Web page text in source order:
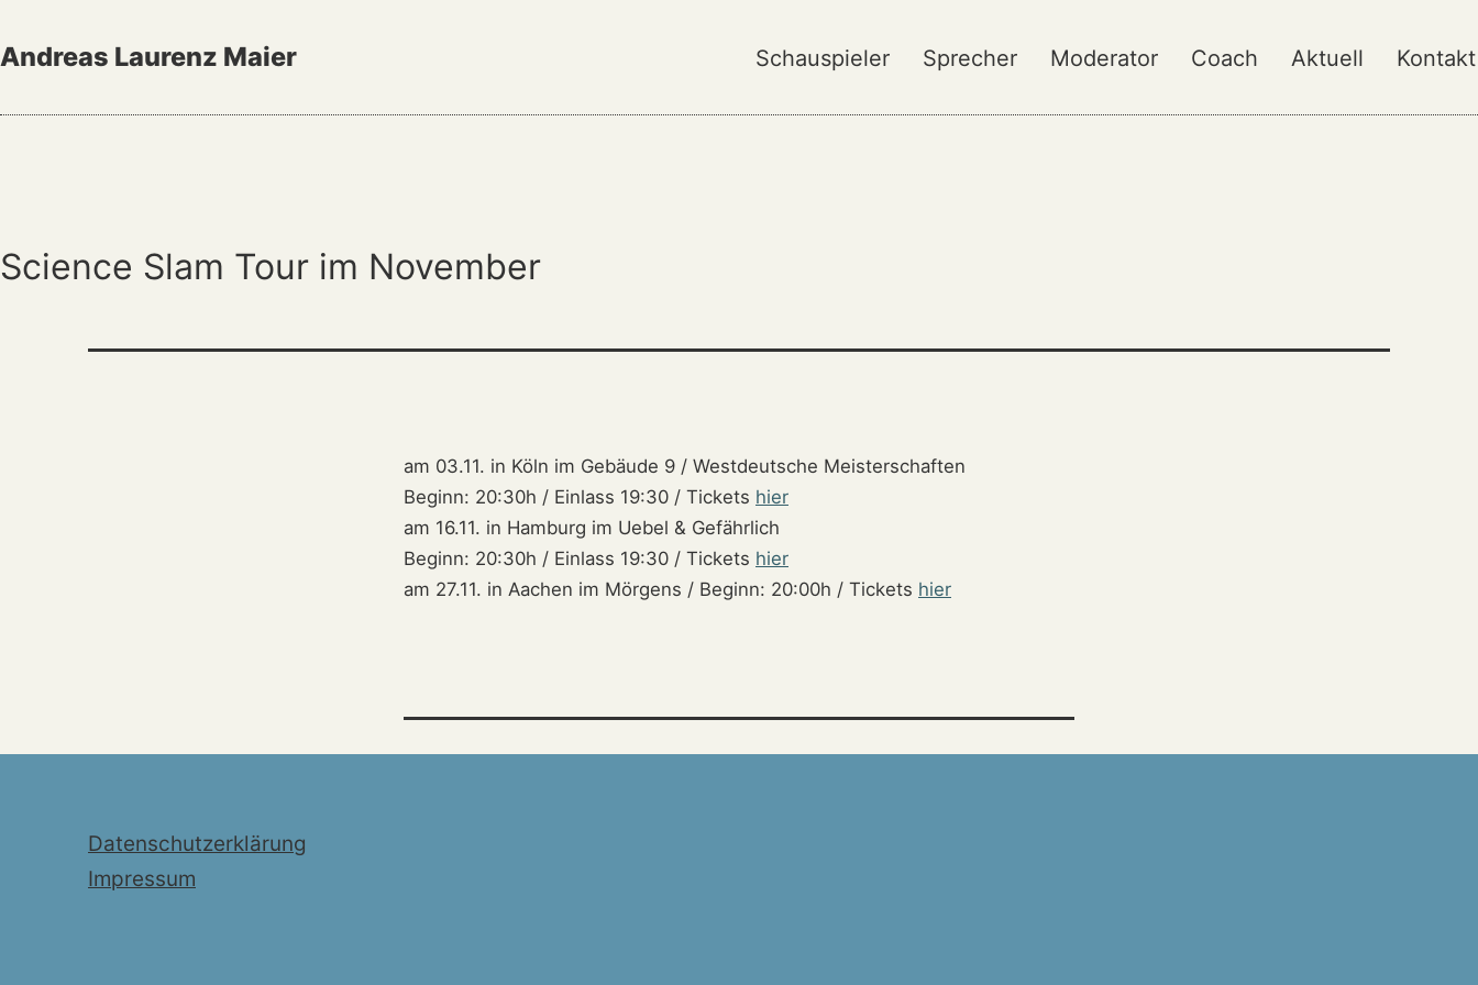
Inhalt
Andreas Laurenz Maier Schauspieler Sprecher Moderator Coach Aktuell Kontakt
Science Slam Tour im November
am 03.11. in Köln im Gebäude 9 / Westdeutsche Meisterschaften
Beginn: 20:30h / Einlass 19:30 / Tickets hier
am 16.11. in Hamburg im Uebel & Gefährlich
Beginn: 20:30h / Einlass 19:30 / Tickets hier
am 27.11. in Aachen im Mörgens / Beginn: 20:00h / Tickets hier
Datenschutzerklärung
Impressum